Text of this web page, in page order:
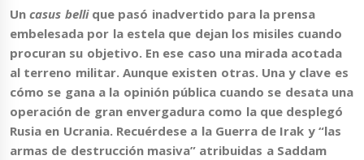
Uncasus belli que pasó inadvertido para la prensa
embelesada por la estela que dejan los misiles cuando
procuran su objetivo. En ese caso una mirada acotada
al terreno militar. Aunque existen otras. Una y clave es
cómo se gana a la opinión pública cuando se desata una
operación de gran envergadura como la que desplegó
Rusia en Ucrania. Recuérdese a la Guerra de Irak y “las
armas de destrucción masiva” atribuidas a Saddam